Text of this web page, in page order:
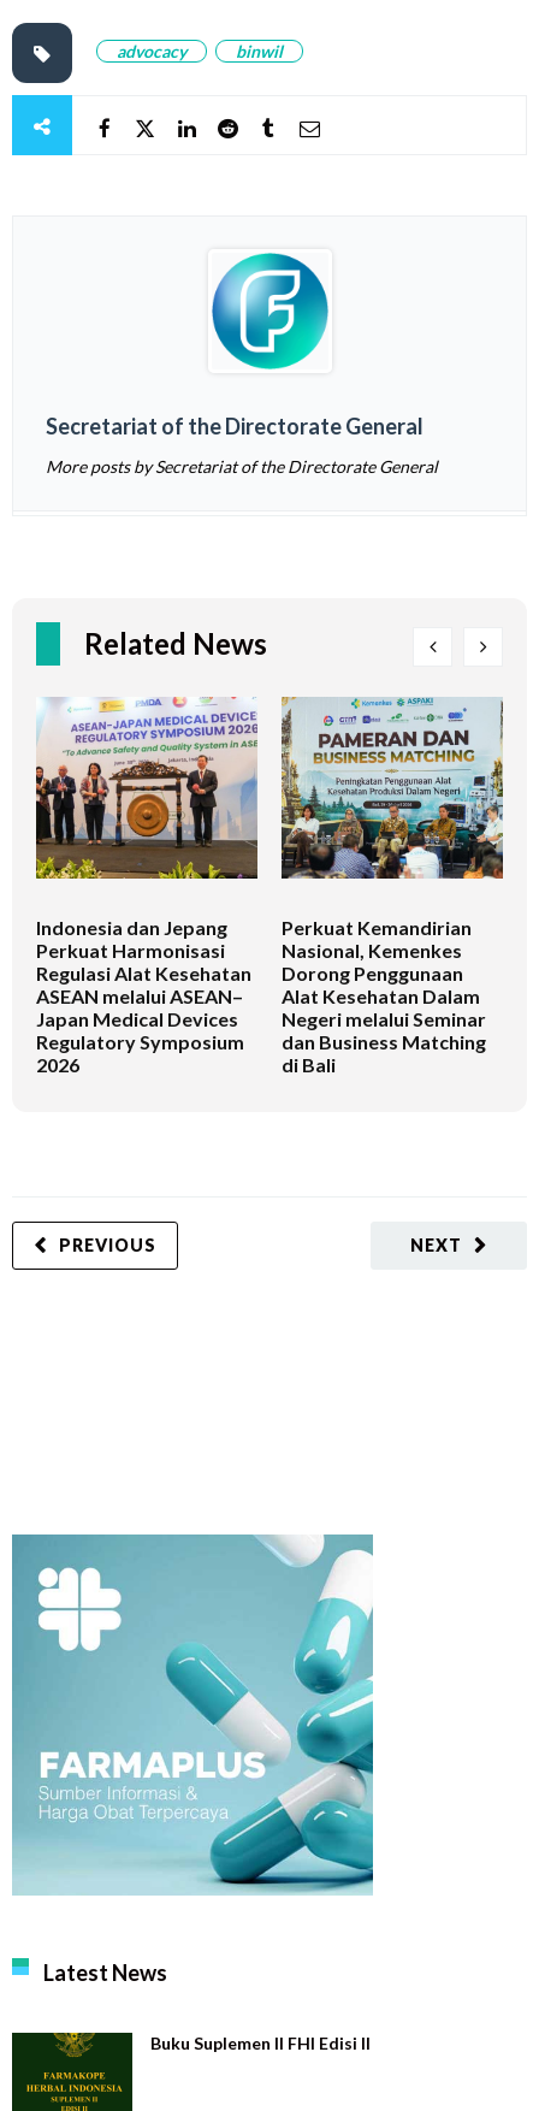
advocacy binwil
Secretariat of the Directorate General
More posts by Secretariat of the Directorate General
Related News
Indonesia dan Jepang
Perkuat Harmonisasi
Regulasi Alat Kesehatan
ASEAN melalui ASEAN–
Japan Medical Devices
Regulatory Symposium
2026
Perkuat Kemandirian
Nasional, Kemenkes
Dorong Penggunaan
Alat Kesehatan Dalam
Negeri melalui Seminar
dan Business Matching
di Bali
NEXT
PREVIOUS
Latest News
Buku Suplemen II FHI Edisi II